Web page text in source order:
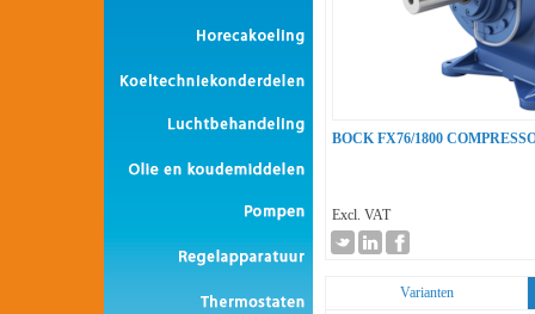
BOCK FX76/1800
Excl. VAT
Varianten